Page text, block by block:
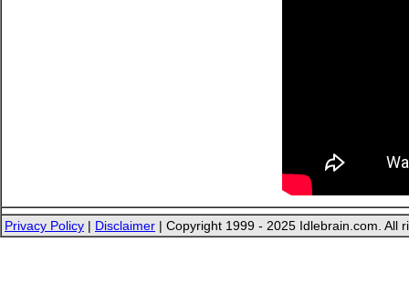
Privacy Policy | Disclaimer | Copyright 1999 - 2025 Idlebrain.com. All